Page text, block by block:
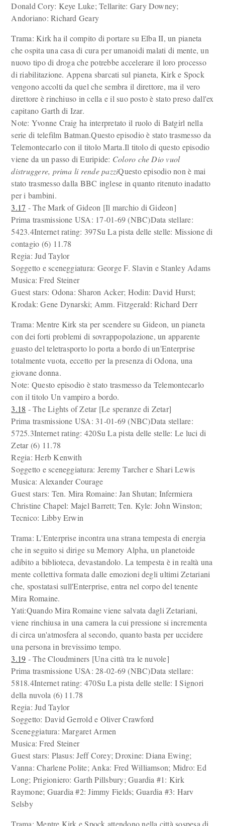
Donald Cory: Keye Luke; Tellarite: Gary Downey;
Andoriano: Richard Geary
Trama: Kirk ha il compito di portare su Elba II, un pianeta
che ospita una casa di cura per umanoidi malati di mente, un
nuovo tipo di droga che potrebbe accelerare il loro processo
di riabilitazione. Appena sbarcati sul pianeta, Kirk e Spock
vengono accolti da quel che sembra il direttore, ma il vero
direttore è rinchiuso in cella e il suo posto è stato preso dall'ex
capitano Garth di Izar.
Note: Yvonne Craig ha interpretato il ruolo di Batgirl nella
serie di telefilm Batman.Questo episodio è stato trasmesso da
Telemontecarlo con il titolo Marta.Il titolo di questo episodio
viene da un passo di Euripide: Coloro che Dio vuol
distruggere, prima li rende pazziQuesto episodio non è mai
stato trasmesso dalla BBC inglese in quanto ritenuto inadatto
per i bambini.
3.17 - The Mark of Gideon [Il marchio di Gideon]
Prima trasmissione USA: 17-01-69 (NBC)Data stellare:
5423.4Internet rating: 397Su La pista delle stelle: Missione di
contagio (6) 11.78
Regia: Jud Taylor
Soggetto e sceneggiatura: George F. Slavin e Stanley Adams
Musica: Fred Steiner
Guest stars: Odona: Sharon Acker; Hodin: David Hurst;
Krodak: Gene Dynarski; Amm. Fitzgerald: Richard Derr
Trama: Mentre Kirk sta per scendere su Gideon, un pianeta
con dei forti problemi di sovrappopolazione, un apparente
guasto del teletrasporto lo porta a bordo di un'Enterprise
totalmente vuota, eccetto per la presenza di Odona, una
giovane donna.
Note: Questo episodio è stato trasmesso da Telemontecarlo
con il titolo Un vampiro a bordo.
3.18 - The Lights of Zetar [Le speranze di Zetar]
Prima trasmissione USA: 31-01-69 (NBC)Data stellare:
5725.3Internet rating: 420Su La pista delle stelle: Le luci di
Zetar (6) 11.78
Regia: Herb Kenwith
Soggetto e sceneggiatura: Jeremy Tarcher e Shari Lewis
Musica: Alexander Courage
Guest stars: Ten. Mira Romaine: Jan Shutan; Infermiera
Christine Chapel: Majel Barrett; Ten. Kyle: John Winston;
Tecnico: Libby Erwin
Trama: L'Enterprise incontra una strana tempesta di energia
che in seguito si dirige su Memory Alpha, un planetoide
adibito a biblioteca, devastandolo. La tempesta è in realtà una
mente collettiva formata dalle emozioni degli ultimi Zetariani
che, spostatasi sull'Enterprise, entra nel corpo del tenente
Mira Romaine.
Yati:Quando Mira Romaine viene salvata dagli Zetariani,
viene rinchiusa in una camera la cui pressione si incrementa
di circa un'atmosfera al secondo, quanto basta per uccidere
una persona in brevissimo tempo.
3.19 - The Cloudminers [Una città tra le nuvole]
Prima trasmissione USA: 28-02-69 (NBC)Data stellare:
5818.4Internet rating: 470Su La pista delle stelle: I Signori
della nuvola (6) 11.78
Regia: Jud Taylor
Soggetto: David Gerrold e Oliver Crawford
Sceneggiatura: Margaret Armen
Musica: Fred Steiner
Guest stars: Plasus: Jeff Corey; Droxine: Diana Ewing;
Vanna: Charlene Polite; Anka: Fred Williamson; Midro: Ed
Long; Prigioniero: Garth Pillsbury; Guardia #1: Kirk
Raymone; Guardia #2: Jimmy Fields; Guardia #3: Harv
Selsby
Trama: Mentre Kirk e Spock attendono nella città sospesa di